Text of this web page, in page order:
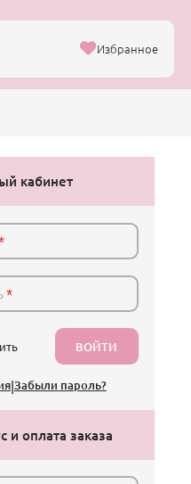
Избранное
кабинет
*
ВОЙТИ
|Забыли пароль?
и оплата заказа